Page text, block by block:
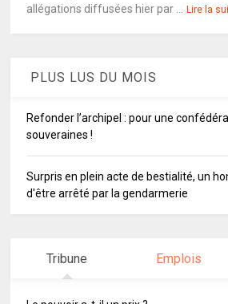
allégations diffusées hier par ...
Lire la
PLUS LUS DU MOIS
Refonder l’archipel : pour une
souveraines !
Surpris en plein acte de bestialité, un
d'être arrêté par la gendarmerie
Tribune Emplois